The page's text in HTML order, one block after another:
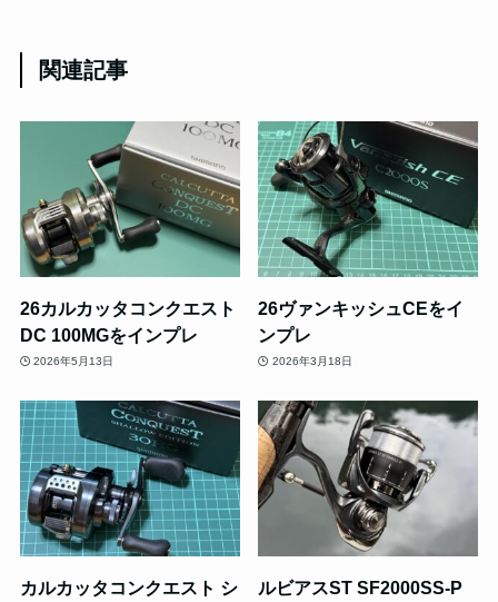
関連記事
26カルカッタコンクエスト
DC 100MGをインプレ
2026年5月13日
26ヴァンキッシュCEをイ
ンプレ
2026年3月18日
カルカッタコンクエスト シ
ルビアスST SF2000SS-P